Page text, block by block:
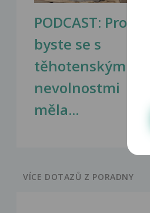
PODCAST: Proč
byste se s
těhotenskými
nevolnostmi
měla...
VÍCE DOTAZŮ Z PORADNY